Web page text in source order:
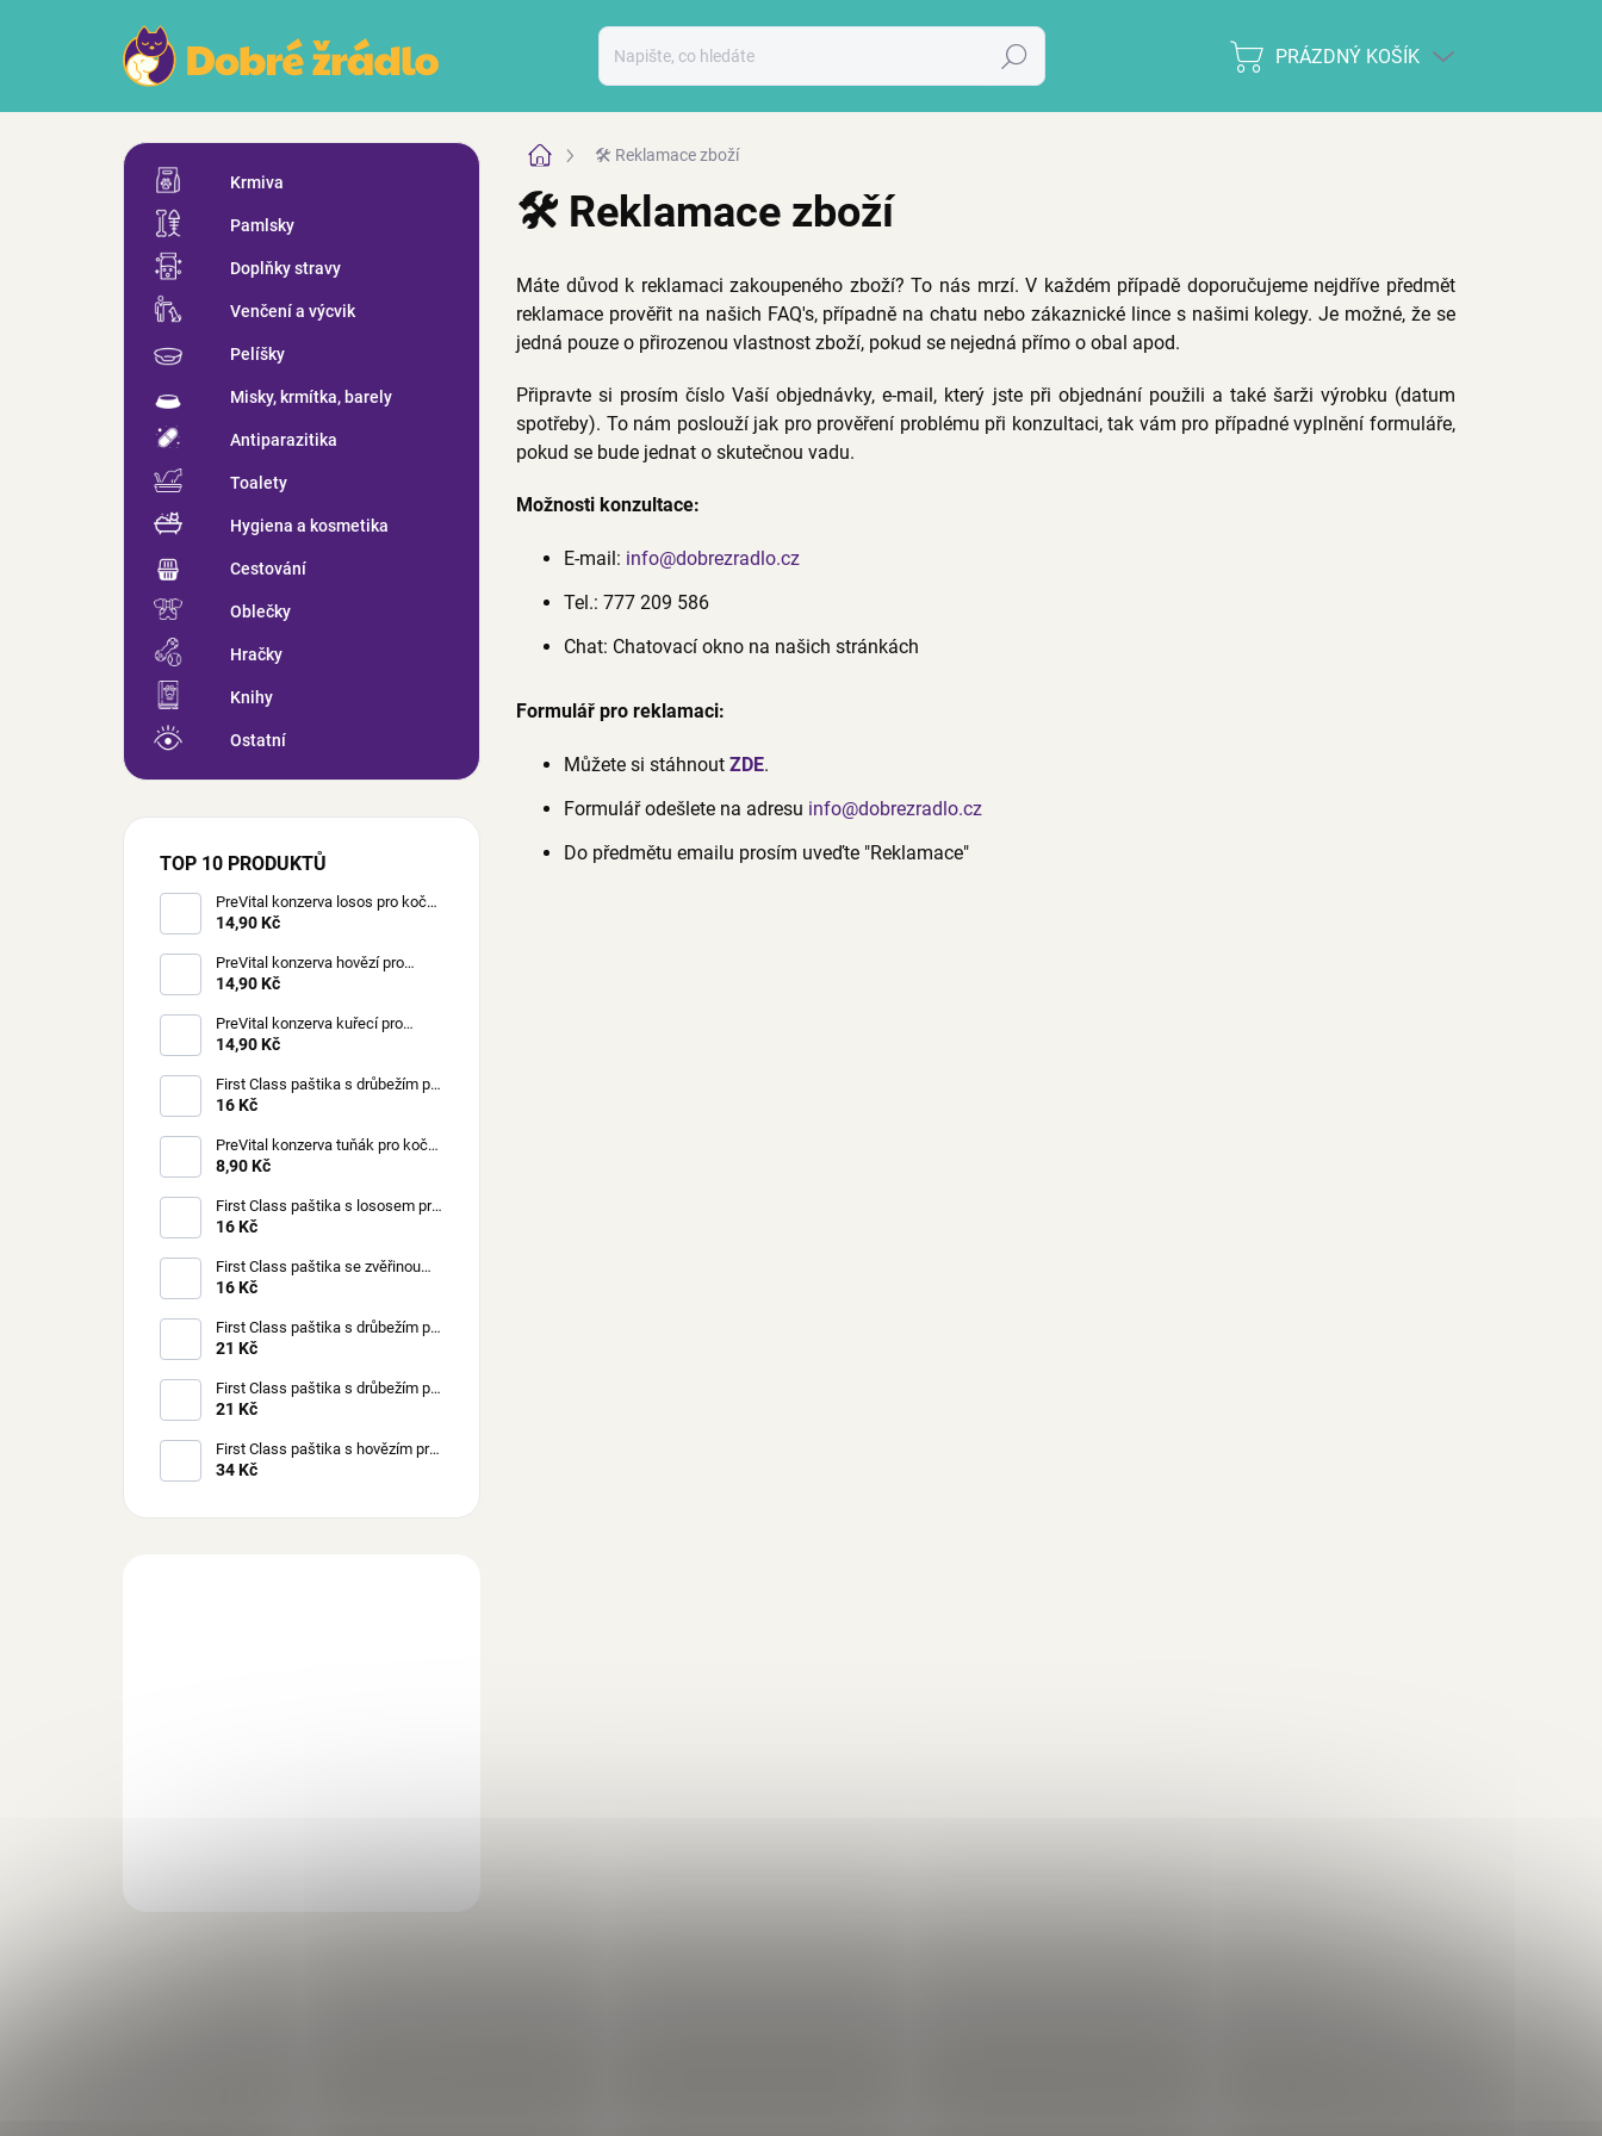
Hledat
NÁKUPNÍ
PRÁZDNÝ KOŠÍK
Domů 🛠️ Reklamace zboží
P
Přeskočit
kategorie
Krmiva
Pamlsky
Doplňky stravy
Venčení a výcvik
Pelíšky
Misky, krmítka, barely
Antiparazitika
Toalety
Hygiena a kosmetika
Cestování
Oblečky
Hračky
Knihy
Ostatní
TOP 10 PRODUKTŮ
PreVital konzerva losos pro kočky
85 g
14,90 Kč
PreVital konzerva hovězí pro
kočky 85 g
14,90 Kč
PreVital konzerva kuřecí pro
kočky 85 g
14,90 Kč
First Class paštika s drůbežím pro
kočky 100 g
16 Kč
PreVital konzerva tuňák pro kočky
85 g
8,90 Kč
First Class paštika s lososem pro
kočky 100 g
16 Kč
First Class paštika se zvěřinou
pro kočky 100 g
16 Kč
First Class paštika s drůbežím pro
štěňata 150 g
21 Kč
First Class paštika s drůbežím pro
psy 150 g
21 Kč
First Class paštika s hovězím pro
psy 300 g
34 Kč
🛠️ Reklamace zboží
Máte důvod k reklamaci zakoupeného zboží? To nás mrzí. V každém případě doporučujeme nejdříve předmět
reklamace prověřit na našich FAQ's, případně na chatu nebo zákaznické lince s našimi kolegy. Je možné, že se
jedná pouze o přirozenou vlastnost zboží, pokud se nejedná přímo o obal apod.
Připravte si prosím číslo Vašíobjednávky, e-mail, který jste při objednání použili a také šarži výrobku (datum
spotřeby). To nám poslouží jak pro prověření problému při konzultaci, tak vám pro případné vyplnění formuláře,
pokud se bude jednat o skutečnou vadu.
Možnosti konzultace:
E-mail: info@dobrezradlo.cz
Tel.: 777 209 586
Chat: Chatovací okno na našich stránkách
Formulář pro reklamaci:
Můžete si stáhnout ZDE.
Formulář odešlete na adresu info@dobrezradlo.cz
Do předmětu emailu prosím uveďte "Reklamace"